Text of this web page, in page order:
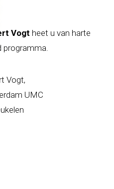
Vogt heet u van harte
programma.
Vogt,
UMC